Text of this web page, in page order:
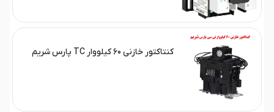
کنتاکتور خازنی ۶۰ کیلووار TC پارس شریم